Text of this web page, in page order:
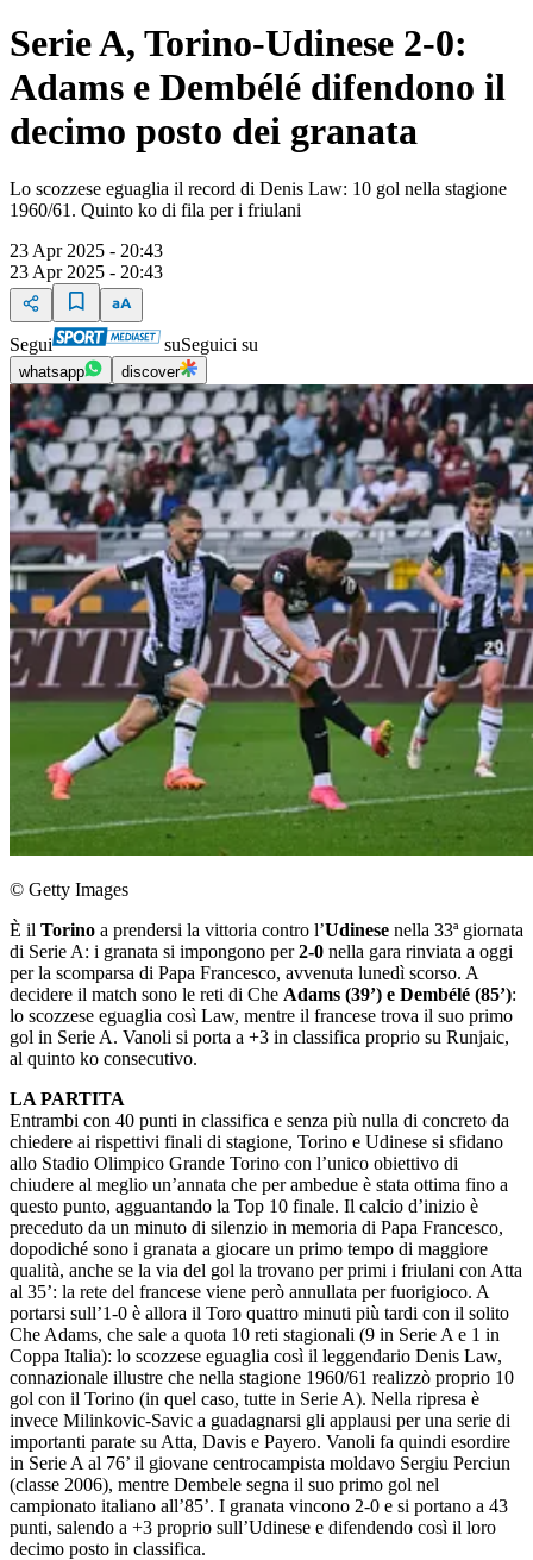
Serie A, Torino-Udinese 2-0:
Adams e Dembélé difendono il
decimo posto dei granata
Lo scozzese eguaglia il record di Denis Law: 10 gol nella stagione
1960/61. Quinto ko di fila per i friulani
23 Apr 2025 - 20:43
23 Apr 2025 - 20:43
Segui suSeguici su
whatsapp discover
© Getty Images
È il Torino a prendersi la vittoria contro l’Udinese nella 33ª giornata
di Serie A: i granata si impongono per2-0 nella gara rinviata a oggi
per la scomparsa di Papa Francesco, avvenuta lunedì scorso. A
decidere il match sono le reti di Che Adams (39’) e Dembélé (85’):
lo scozzese eguaglia così Law, mentre il francese trova il suo primo
gol in Serie A. Vanoli si porta a +3 in classifica proprio su Runjaic,
al quinto ko consecutivo.
LA PARTITA
Entrambi con 40 punti in classifica e senza più nulla di concreto da
chiedere ai rispettivi finali di stagione, Torino e Udinese si sfidano
allo Stadio Olimpico Grande Torino con l’unico obiettivo di
chiudere al meglio un’annata che per ambedue è stata ottima fino a
questo punto, agguantando la Top 10 finale. Il calcio d’inizio è
preceduto da un minuto di silenzio in memoria di Papa Francesco,
dopodiché sono i granata a giocare un primo tempo di maggiore
qualità, anche se la via del gol la trovano per primi i friulani con Atta
al 35’: la rete del francese viene però annullata per fuorigioco. A
portarsi sull’1-0 è allora il Toro quattro minuti più tardi con il solito
Che Adams, che sale a quota 10 reti stagionali (9 in Serie A e 1 in
Coppa Italia): lo scozzese eguaglia così il leggendario Denis Law,
connazionale illustre che nella stagione 1960/61 realizzò proprio 10
gol con il Torino (in quel caso, tutte in Serie A). Nella ripresa è
invece Milinkovic-Savic a guadagnarsi gli applausi per una serie di
importanti parate su Atta, Davis e Payero. Vanoli fa quindi esordire
in Serie A al 76’ il giovane centrocampista moldavo Sergiu Perciun
(classe 2006), mentre Dembele segna il suo primo gol nel
campionato italiano all’85’. I granata vincono 2-0 e si portano a 43
punti, salendo a +3 proprio sull’Udinese e difendendo così il loro
decimo posto in classifica.